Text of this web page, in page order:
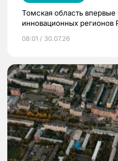
Томская область
инновационных регионов
08:01 / 30.07.26